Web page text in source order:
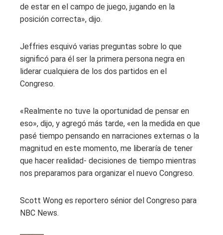
de estar en el campo de juego, jugando en la
posición correcta», dijo.
Jeffries esquivó varias preguntas sobre lo que
significó para él ser la primera persona negra en
liderar cualquiera de los dos partidos en el
Congreso.
«Realmente no tuve la oportunidad de pensar en
eso», dijo, y agregó más tarde, «en la medida en que
pasé tiempo pensando en narraciones externas o la
magnitud en este momento, me liberaría de tener
que hacer realidad- decisiones de tiempo mientras
nos preparamos para organizar el nuevo Congreso.
Scott Wong es reportero sénior del Congreso para
NBC News.